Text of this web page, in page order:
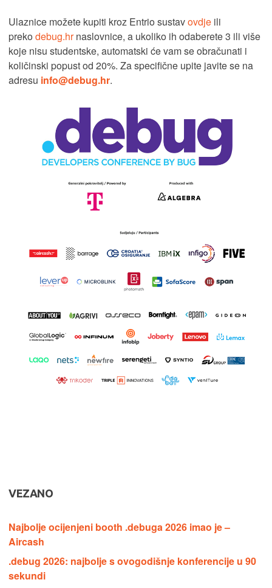
Ulaznice možete kupiti kroz Entrio sustavovdje ili
preko debug.hrnaslovnice, a ukoliko ih odaberete 3 ili više
koje nisu studentske, automatski će vam se obračunati i
količinski popust od 20%. Za specifične upite javite se na
adresu info@debug.hr.
VEZANO
Najbolje ocijenjeni booth .debuga 2026 imao je –
Aircash
.debug 2026: najbolje s ovogodišnje konferencije u 90
sekundi